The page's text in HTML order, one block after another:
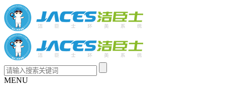
MENU